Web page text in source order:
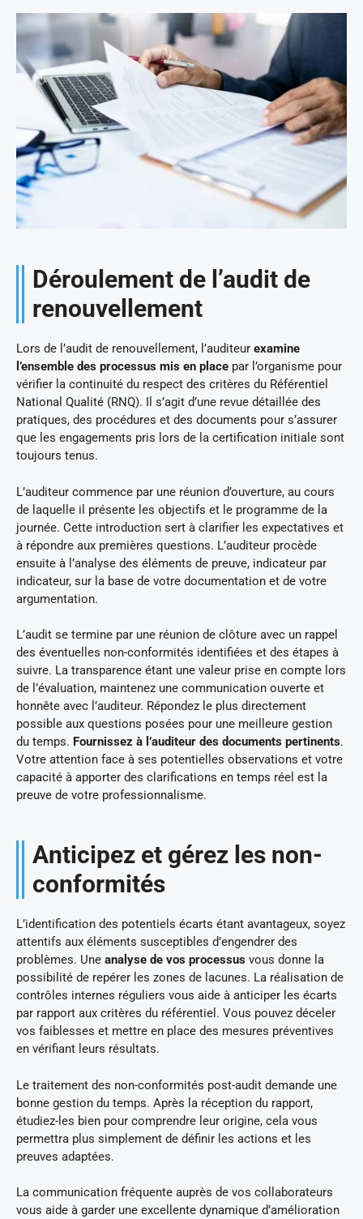
Déroulement de l’audit de
renouvellement
Lors de l’audit de renouvellement, l’auditeur examine
l’ensemble des processus mis en place par l’organisme pour
vérifier la continuité du respect des critères du Référentiel
National Qualité (RNQ). Il s’agit d’une revue détaillée des
pratiques, des procédures et des documents pour s’assurer
que les engagements pris lors de la certification initiale sont
toujours tenus.
L’auditeur commence par une réunion d’ouverture, au cours
de laquelle il présente les objectifs et le programme de la
journée. Cette introduction sert à clarifier les expectatives et
à répondre aux premières questions. L’auditeur procède
ensuite à l’analyse des éléments de preuve, indicateur par
indicateur, sur la base de votre documentation et de votre
argumentation.
L’audit se termine par une réunion de clôture avec un rappel
des éventuelles non-conformités identifiées et des étapes à
suivre. La transparence étant une valeur prise en compte lors
de l’évaluation, maintenez une communication ouverte et
honnête avec l’auditeur. Répondez le plus directement
possible aux questions posées pour une meilleure gestion
du temps. Fournissez à l’auditeur des documents pertinents.
Votre attention face à ses potentielles observations et votre
capacité à apporter des clarifications en temps réel est la
preuve de votre professionnalisme.
Anticipez et gérez les non-
conformités
L’identification des potentiels écarts étant avantageux, soyez
attentifs aux éléments susceptibles d’engendrer des
problèmes. Une analyse de vos processus vous donne la
possibilité de repérer les zones de lacunes. La réalisation de
contrôles internes réguliers vous aide à anticiper les écarts
par rapport aux critères du référentiel. Vous pouvez déceler
vos faiblesses et mettre en place des mesures préventives
en vérifiant leurs résultats.
Le traitement des non-conformités post-audit demande une
bonne gestion du temps. Après la réception du rapport,
étudiez-les bien pour comprendre leur origine, cela vous
permettra plus simplement de définir les actions et les
preuves adaptées.
La communication fréquente auprès de vos collaborateurs
vous aide à garder une excellente dynamique d’amélioration